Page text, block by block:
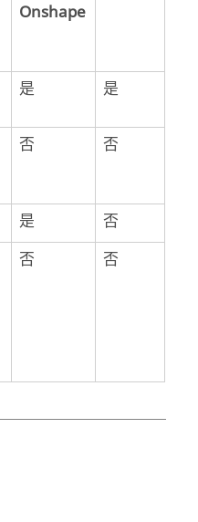
Onshape
是 是
否 否
是
否
否 否